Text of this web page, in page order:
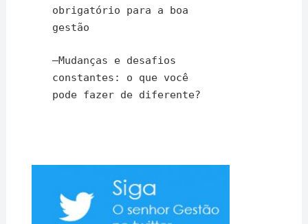
obrigatório para a boa
gestão
–Mudanças e desafios
constantes: o que você
pode fazer de diferente?